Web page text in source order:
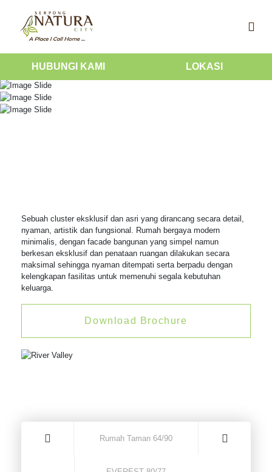
HUBUNGI KAMI LOKASI
Sebuah cluster eksklusif dan asri yang dirancang secara detail,
nyaman, artistik dan fungsional. Rumah bergaya modern
minimalis, dengan facade bangunan yang simpel namun
berkesan eksklusif dan penataan ruangan dilakukan secara
maksimal sehingga nyaman ditempati serta berpadu dengan
kelengkapan fasilitas untuk memenuhi segala kebutuhan
keluarga.
Download Brochure
Rumah Taman 64/90